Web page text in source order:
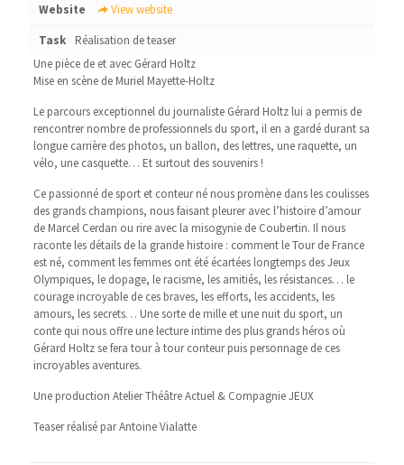
Website
View website
Task
Réalisation de teaser
Une pièce de et avec Gérard Holtz
Mise en scène de Muriel Mayette-Holtz
Le parcours exceptionnel du journaliste Gérard Holtz lui a permis de
rencontrer nombre de professionnels du sport, il en a gardé durant sa
longue carrière des photos, un ballon, des lettres, une raquette, un
vélo, une casquette… Et surtout des souvenirs !
Ce passionné de sport et conteur né nous promène dans les coulisses
des grands champions, nous faisant pleurer avec l’histoire d’amour
de Marcel Cerdan ou rire avec la misogynie de Coubertin. Il nous
raconte les détails de la grande histoire : comment le Tour de France
est né, comment les femmes ont été écartées longtemps des Jeux
Olympiques, le dopage, le racisme, les amitiés, les résistances… le
courage incroyable de ces braves, les efforts, les accidents, les
amours, les secrets… Une sorte de mille et une nuit du sport, un
conte qui nous offre une lecture intime des plus grands héros où
Gérard Holtz se fera tour à tour conteur puis personnage de ces
incroyables aventures.
Une production Atelier Théâtre Actuel & Compagnie JEUX
Teaser réalisé par Antoine Vialatte